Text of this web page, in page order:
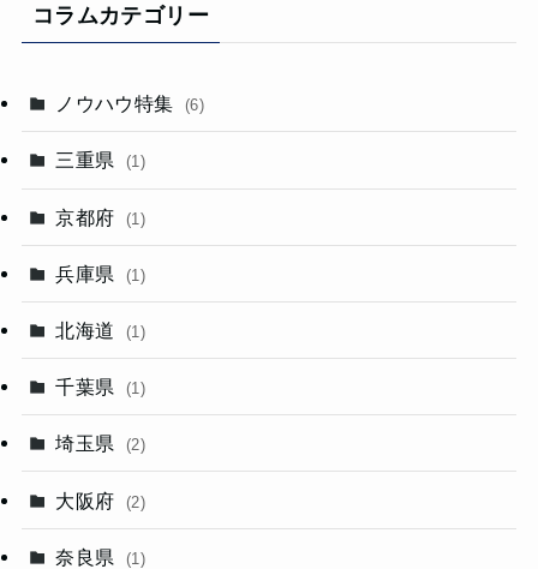
コラムカテゴリー
ノウハウ特集 (6)
三重県 (1)
京都府 (1)
兵庫県 (1)
北海道 (1)
千葉県 (1)
埼玉県 (2)
大阪府 (2)
奈良県 (1)